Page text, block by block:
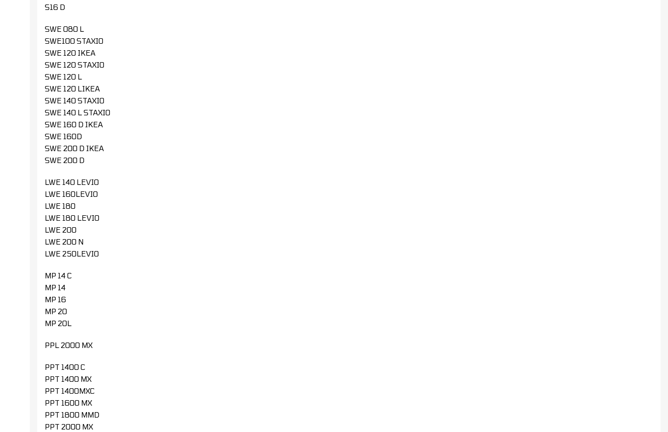
S16 D
SWE 080 L
SWE100 STAXIO
SWE 120 IKEA
SWE 120 STAXIO
SWE 120 L
SWE 120 LIKEA
SWE 140 STAXIO
SWE 140 L STAXIO
SWE 160 D IKEA
SWE 160D
SWE 200 D IKEA
SWE 200 D
LWE 140 LEVIO
LWE 160LEVIO
LWE 180
LWE 180 LEVIO
LWE 200
LWE 200 N
LWE 250LEVIO
MP 14 C
MP 14
MP 16
MP 20
MP 20L
PPL 2000 MX
PPT 1400 C
PPT 1400 MX
PPT 1400MXC
PPT 1600 MX
PPT 1800 MMD
PPT 2000 MX